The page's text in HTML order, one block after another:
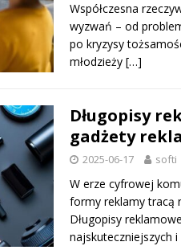
Współczesna
wyzwań – od
po kryzysy
młodzieży […]
Długopisy
gadżety
2025-06-17 softi
W erze cyfrowej
formy reklamy tracą
Długopisy
najskuteczniejszych i